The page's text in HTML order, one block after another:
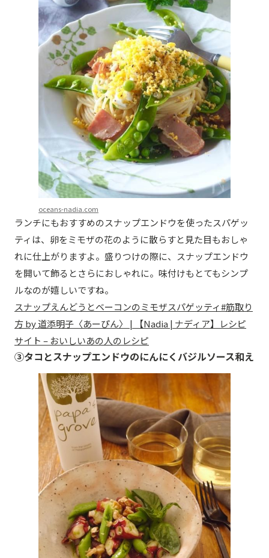
oceans-nadia.com
ランチにもおすすめのスナップエンドウを使ったスパゲッ
ティは、卵をミモザの花のように散らすと見た目もおしゃ
れに仕上がりますよ。盛りつけの際に、スナップエンドウ
を開いて飾るとさらにおしゃれに。味付けもとてもシンプ
ルなのが嬉しいですね。
スナップえんどうとベーコンのミモザスパゲッティ#筋取り
方 by 道添明子〈あーぴん〉 | 【Nadia | ナディア】レシピ
サイト – おいしいあの人のレシピ
③タコとスナップエンドウのにんにくバジルソース和え